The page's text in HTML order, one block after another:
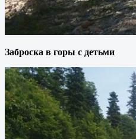
Заброска в горы с детьми